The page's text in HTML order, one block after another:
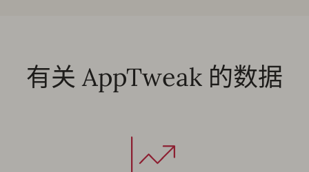
有关 AppTweak 的数据